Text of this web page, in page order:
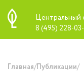
Центральный
8 (495) 228-
Главная/Публикации/